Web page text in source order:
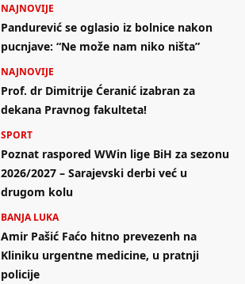
NAJNOVIJE
Pandurević se oglasio iz bolnice nakon
pucnjave: “Ne može nam niko ništa”
NAJNOVIJE
Prof. dr Dimitrije Ćeranić izabran za
dekana Pravnog fakulteta!
SPORT
Poznat raspored WWin lige BiH za sezonu
2026/2027 – Sarajevski derbi već u
drugom kolu
BANJA LUKA
Amir Pašić Faćo hitno prevezenh na
Kliniku urgentne medicine, u pratnji
policije